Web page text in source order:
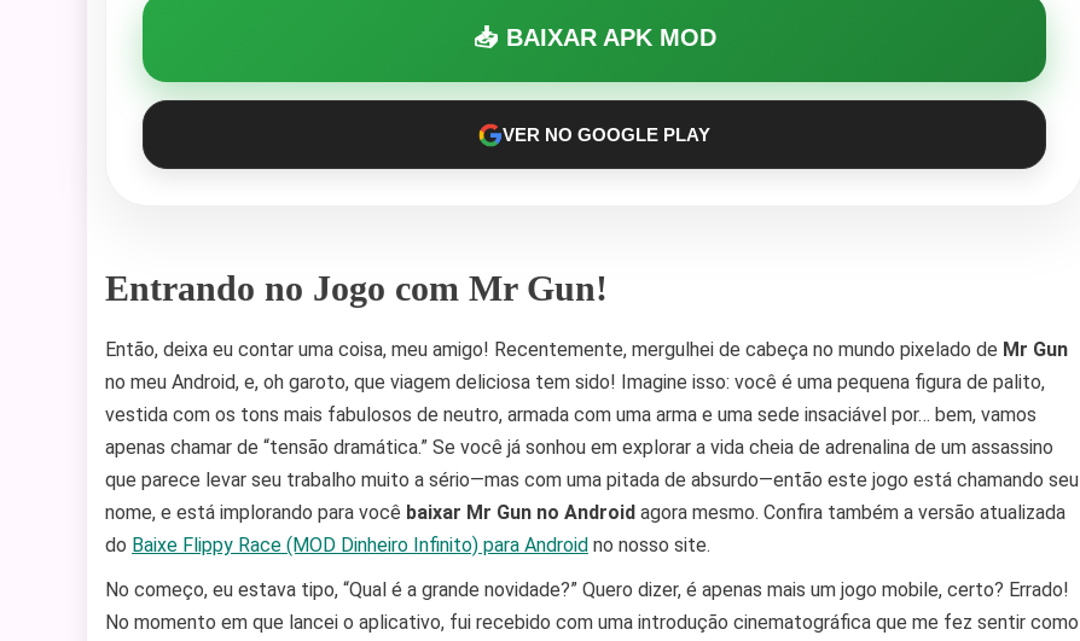
📥 BAIXAR APK MOD
VER NO GOOGLE PLAY
Entrando no Jogo com Mr Gun!
Então, deixa eu contar uma coisa, meu amigo! Recentemente, mergulhei de cabeça no mundo pixelado de Mr Gun
no meu Android, e, oh garoto, que viagem deliciosa tem sido! Imagine isso: você é uma pequena figura de palito,
vestida com os tons mais fabulosos de neutro, armada com uma arma e uma sede insaciável por… bem, vamos
apenas chamar de “tensão dramática.” Se você já sonhou em explorar a vida cheia de adrenalina de um assassino
que parece levar seu trabalho muito a sério—mas com uma pitada de absurdo—então este jogo está chamando seu
nome, e está implorando para você baixar Mr Gun no Android agora mesmo. Confira também a versão atualizada
do Baixe Flippy Race (MOD Dinheiro Infinito) para Android no nosso site.
No começo, eu estava tipo, “Qual é a grande novidade?” Quero dizer, é apenas mais um jogo mobile, certo? Errado!
No momento em que lancei o aplicativo, fui recebido com uma introdução cinematográfica que me fez sentir como